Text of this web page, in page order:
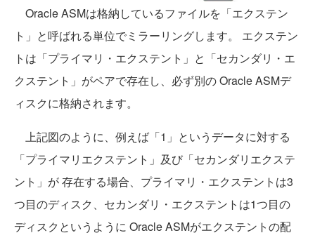
Oracle ASMは格納しているファイルを「エクステン
ト」と呼ばれる単位でミラーリングします。 エクステン
トは「プライマリ・エクステント」と「セカンダリ・エ
クステント」がペアで存在し、必ず別の Oracle ASMデ
ィスクに格納されます。
上記図のように、例えば「1」というデータに対する
「プライマリエクステント」及び「セカンダリエクステ
ント」が 存在する場合、プライマリ・エクステントは3
つ目のディスク、セカンダリ・エクステントは1つ目の
ディスクというように Oracle ASMがエクステントの配